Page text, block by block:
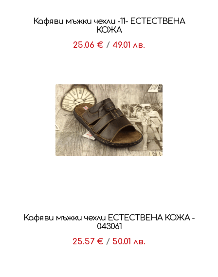
Кафяви мъжки чехли -11- ЕСТЕСТВЕНА
КОЖА
25.06 € / 49.01 лв.
Кафяви мъжки чехли ЕСТЕСТВЕНА КОЖА -
043061
25.57 € / 50.01 лв.